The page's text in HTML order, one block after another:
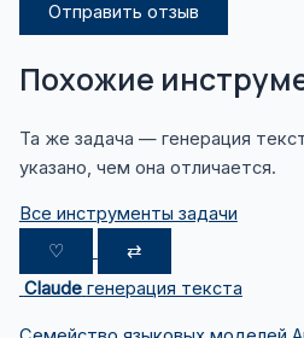
Отправить отзыв
Похожие
Та же задача — генерация
указано, чем она отличается.
Все инструменты задачи
♡
⇄
Claude генерация текста